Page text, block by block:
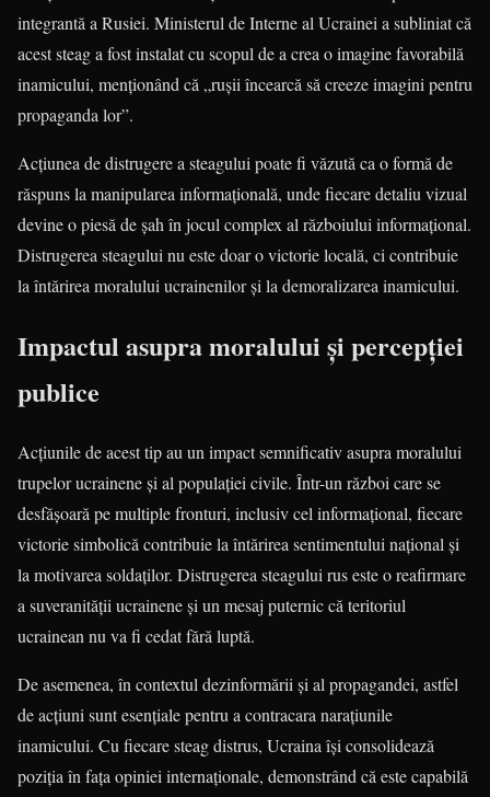
integrantă a Rusiei. Ministerul de Interne al Ucrainei a subliniat că
acest steag a fost instalat cu scopul de a crea o imagine favorabilă
inamicului, menționând că „rușii încearcă să creeze imagini pentru
propaganda lor”.
Acțiunea de distrugere a steagului poate fi văzută ca o formă de
răspuns la manipularea informațională, unde fiecare detaliu vizual
devine o piesă de șah în jocul complex al războiului informațional.
Distrugerea steagului nu este doar o victorie locală, ci contribuie
la întărirea moralului ucrainenilor și la demoralizarea inamicului.
Impactul asupra moralului și percepției
publice
Acțiunile de acest tip au un impact semnificativ asupra moralului
trupelor ucrainene și al populației civile. Într-un război care se
desfășoară pe multiple fronturi, inclusiv cel informațional, fiecare
victorie simbolică contribuie la întărirea sentimentului național și
la motivarea soldaților. Distrugerea steagului rus este o reafirmare
a suveranității ucrainene și un mesaj puternic că teritoriul
ucrainean nu va fi cedat fără luptă.
De asemenea, în contextul dezinformării și al propagandei, astfel
de acțiuni sunt esențiale pentru a contracara narațiunile
inamicului. Cu fiecare steag distrus, Ucraina își consolidează
poziția în fața opiniei internaționale, demonstrând că este capabilă